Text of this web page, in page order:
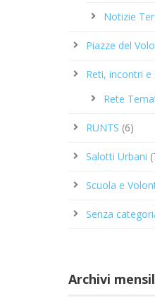
Notizie
Piazze del
Reti, incontri
Rete
RUNTS (6)
Salotti Urbani
Scuola e
Senza
Archivi